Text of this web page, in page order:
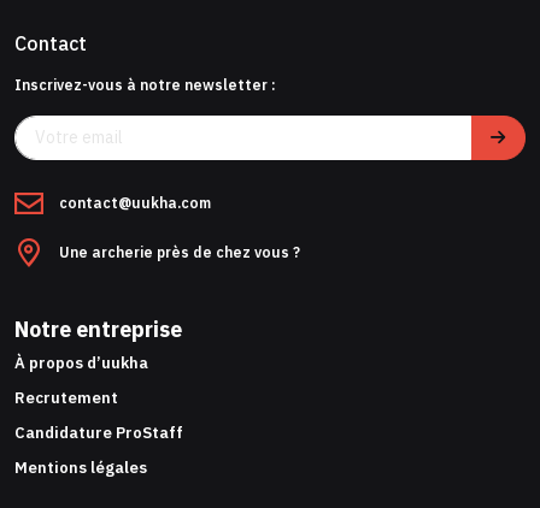
Notre entreprise
À propos d’uukha
Recrutement
Candidature ProStaff
Mentions légales
Contact
Inscrivez-vous à notre newsletter :
contact@uukha.com
Une archerie près de chez vous ?